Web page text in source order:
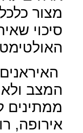
מצור
סיכוי
המצב
ממתינים
אירופה,